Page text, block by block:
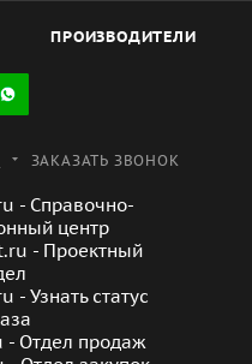
ПРОИЗВОДИТЕЛИ
ЗАКАЗАТЬ ЗВОНОК
- Справочно-
центр
- Проектный
- Узнать статус
- Отдел продаж